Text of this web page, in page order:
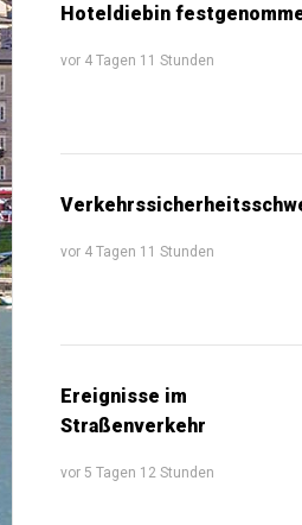
Hoteldiebin
vor 4 Tagen 11 Stunden
vor 4 Tagen 11 Stunden
Ereignisse im
Straßenverkehr
vor 5 Tagen 12 Stunden